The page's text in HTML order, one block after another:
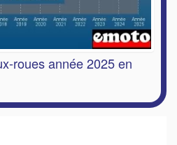
roues année 2025 en